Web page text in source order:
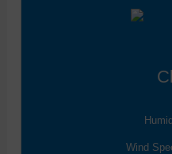
Wind